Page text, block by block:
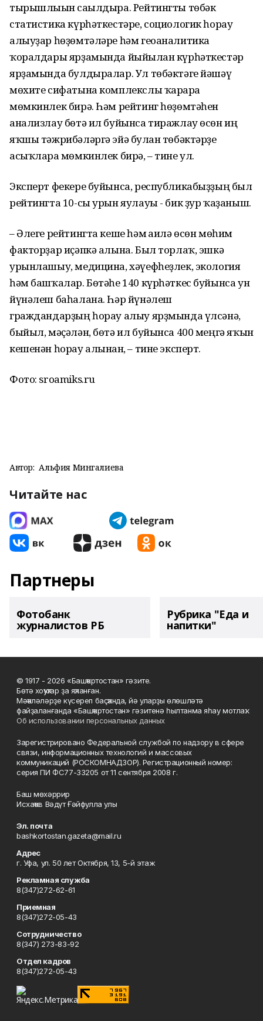
тырышлығын сағылдыра. Рейтингты төбәк
статистика күрһәткестәре, социологик һорау
алыуҙар һөҙөмтәләре һәм геоаналитика
ҡоралдары ярҙамында йыйылған күрһәткестәр
ярҙамында булдыралар. Ул төбәктәге йәшәү
мөхите сифатына комплекслы ҡарарға
мөмкинлек бирә. Һәм рейтинг һөҙөмтәһен
анализлау бөтә ил буйынса тиражлау өсөн иң
яҡшы тәжрибәләргә эйә булған төбәктәрҙе
асыҡларға мөмкинлек бирә, – тине ул.
Эксперт фекере буйынса, республикабыҙҙың был
рейтингта 10-сы урын яулауы - бик ҙур ҡаҙаныш.
– Әлеге рейтингта кеше һәм ғаилә өсөн мөһим
факторҙар иҫәпкә алына. Был торлаҡ, эшкә
урынлашыу, медицина, хәүефһеҙлек, экология
һәм башҡалар. Бөтәһе 140 күрһәткес буйынса ун
йүнәлеш баһалана. Һәр йүнәлеш
граждандарҙың һорау алыу ярҙмында үлсәнә,
быйыл, мәҫәлән, бөтә ил буйынса 400 меңгә яҡын
кешенән һорау алынған, – тине эксперт.
Фото: sroamiks.ru
Автор: Альфия Мингалиева
Читайте нас
Партнеры
Фотобанк
журналистов РБ
Рубрика "Еда и
напитки"
© 1917 - 2026 «Башҡортостан» гәзите.
Бөтә хоҡуҡтар ҙа яҡланған.
Мәҡәләләрҙе күсереп баҫҡанда, йә уларҙы өлөшләтә
файҙаланғанда «Башҡортостан» гәзитенә һылтанма яһау мотлаҡ.
Об использовании персональных данных
Зарегистрировано Федеральной службой по надзору в сфере
связи, информационных технологий и массовых
коммуникаций (РОСКОМНАДЗОР). Регистрационный номер:
серия ПИ ФС77-33205 от 11 сентября 2008 г.
Баш мөхәррир
Исхаҡов Вәдүт Ғәйфулла улы
Эл. почта
bashkortostan.gazeta@mail.ru
Адрес
г. Уфа, ул. 50 лет Октября, 13, 5-й этаж
Рекламная служба
8(347)272-62-61
Приемная
8(347)272-05-43
Сотрудничество
8(347) 273-83-92
Отдел кадров
8(347)272-05-43